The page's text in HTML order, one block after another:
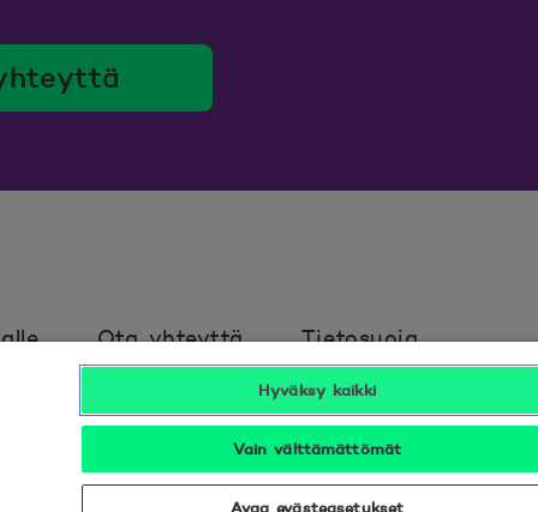
Ota yhteyttä Tietosuoja
Hyödyllistä tietää
Seuraa meitä sosiaalisessa mediassa
Hyväksy kaikki
Vain välttämättömät
Avaa evästeasetukset